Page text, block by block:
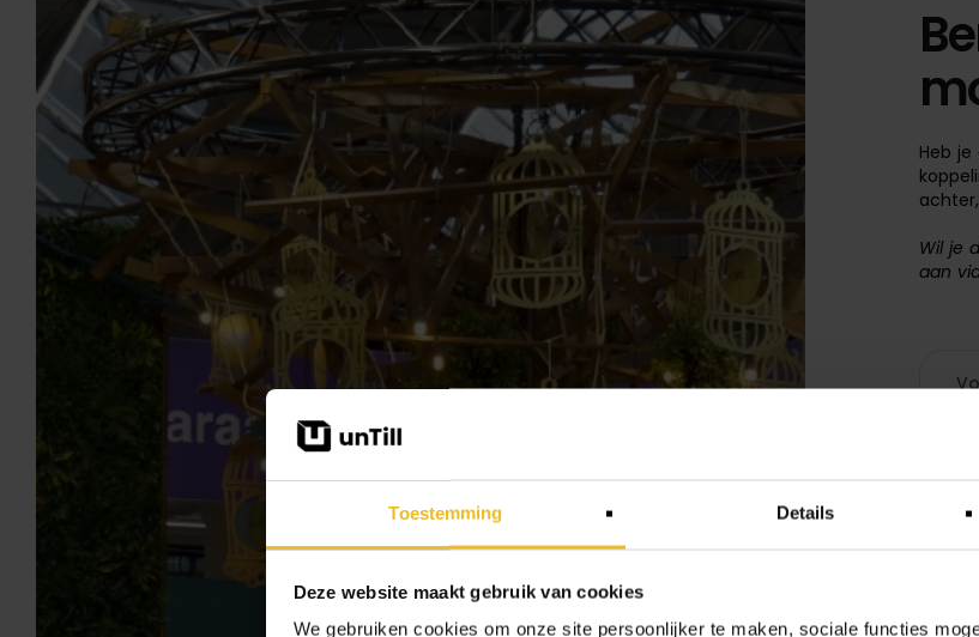
Toestemming Details
Deze website maakt gebruik van cookies
We gebruiken cookies om onze site persoonlijker te maken, sociale functies
Heb
Wil je
aan